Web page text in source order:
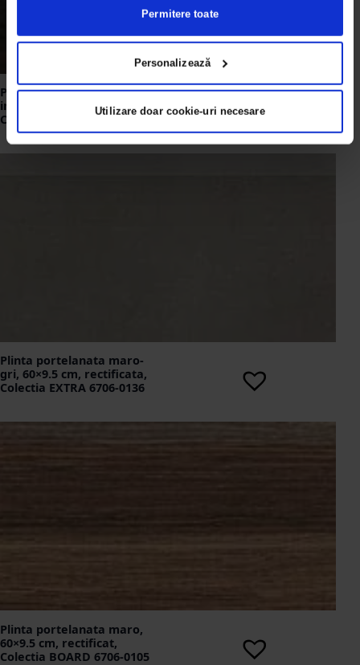
Permitere toate
Personalizează
Utilizare doar cookie-uri necesare
Plinta portelanata maro
inchis, 60×9.5 cm, rectificat,
Colectia BOARD 6706-0106
Plinta portelanata maro-
gri, 60×9.5 cm, rectificata,
Colectia EXTRA 6706-0136
Plinta portelanata maro,
60×9.5 cm, rectificat,
Colectia BOARD 6706-0105